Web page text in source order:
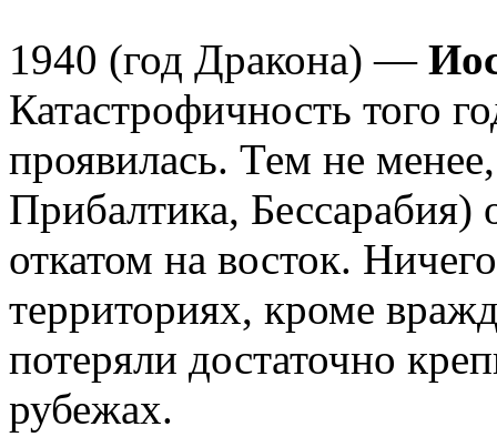
1940 (год Дракона) —
Катастрофичность того
проявилась. Тем не
Прибалтика, Бессарабия)
откатом на восток.
территориях, кроме
потеряли достаточно
рубежах.